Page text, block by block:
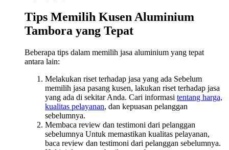
Tips Memilih Kusen Aluminium
Tambora yang Tepat
Beberapa tips dalam memilih jasa aluminium yang tepat
antara lain:
Melakukan riset terhadap jasa yang ada Sebelum
memilih jasa pasang kusen, lakukan riset terhadap jasa
yang ada di sekitar Anda. Cari informasi tentang harga,
kualitas pelayanan, dan kepuasan pelanggan
sebelumnya.
Membaca review dan testimoni dari pelanggan
sebelumnya Untuk memastikan kualitas pelayanan,
baca review dan testimoni dari pelanggan sebelumnya.